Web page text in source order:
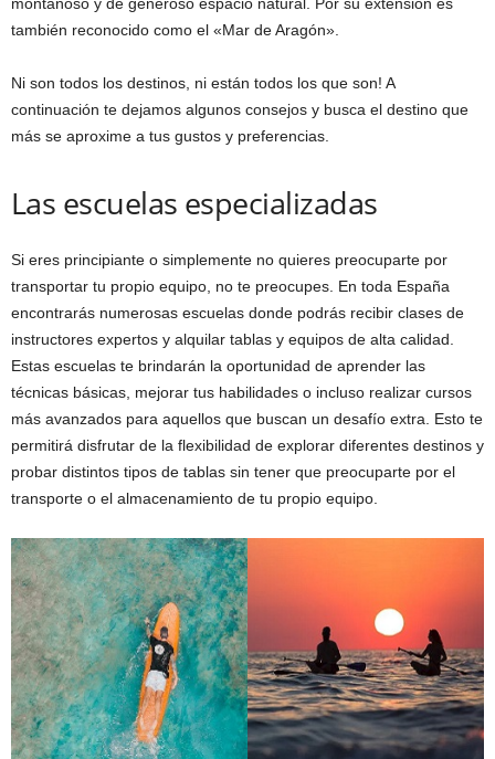
montañoso y de generoso espacio natural. Por su extensión es
también reconocido como el «Mar de Aragón».
Ni son todos los destinos, ni están todos los que son! A
continuación te dejamos algunos consejos y busca el destino que
más se aproxime a tus gustos y preferencias.
Las escuelas especializadas
Si eres principiante o simplemente no quieres preocuparte por
transportar tu propio equipo, no te preocupes. En toda España
encontrarás numerosas escuelas donde podrás recibir clases de
instructores expertos y alquilar tablas y equipos de alta calidad.
Estas escuelas te brindarán la oportunidad de aprender las
técnicas básicas, mejorar tus habilidades o incluso realizar cursos
más avanzados para aquellos que buscan un desafío extra. Esto te
permitirá disfrutar de la flexibilidad de explorar diferentes destinos y
probar distintos tipos de tablas sin tener que preocuparte por el
transporte o el almacenamiento de tu propio equipo.